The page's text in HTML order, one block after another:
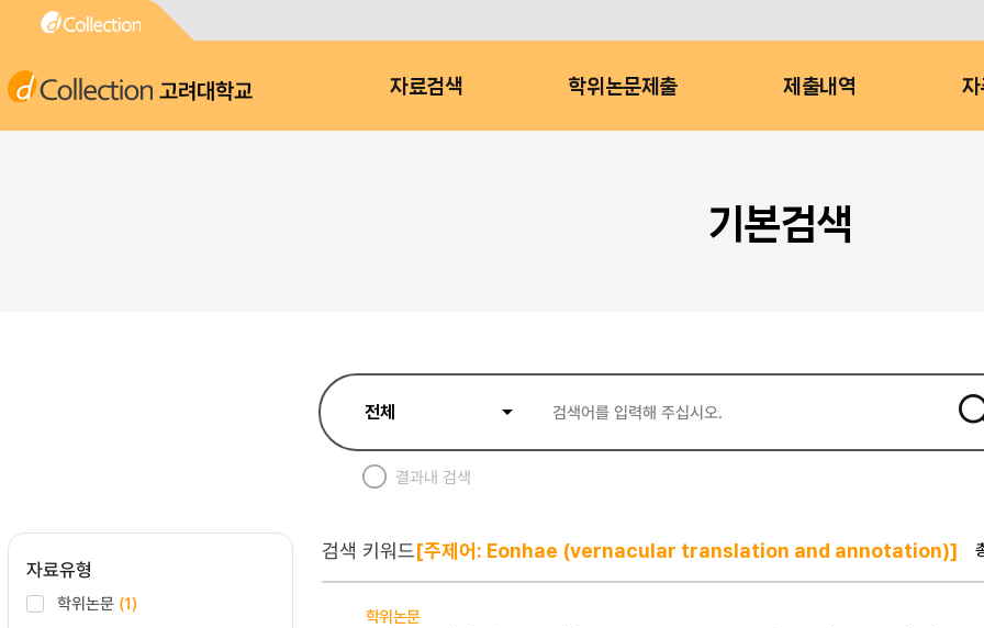
고려대학교 자료검색 학위논문제출 제출내역 자
기본검색
결과내 검색
자료유형
학위논문 (1)
검색 키워드[주제어: Eonhae (vernacular translation and annotation)]
학위논문